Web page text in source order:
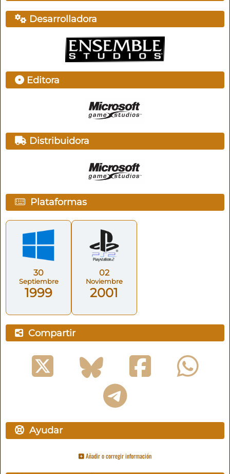
Desarrolladora
Editora
Distribuidora
Plataformas
30
Septiembre
1999
02
Noviembre
2001
Compartir
Ayudar
Añadir o corregir información